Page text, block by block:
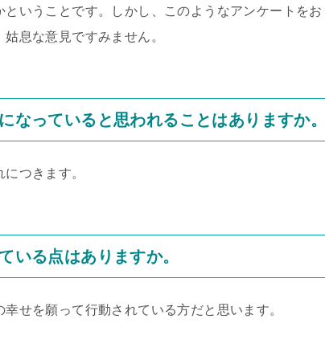
いうことです。しかし、このようなアンケートをお
息な意見ですみません。
なっていると思われることはありますか
つきます。
いる点はありますか。
せを願って行動されている方だと思います。